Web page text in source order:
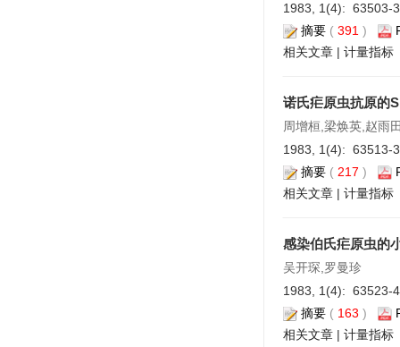
1983, 1(4): 63503-
摘要 ( 391 )
相关文章 | 计量指标
诺氏疟原虫抗原的
周增桓,梁焕英,赵雨
1983, 1(4): 63513-
摘要 ( 217 )
相关文章 | 计量指标
感染伯氏疟原虫的
吴开琛,罗曼珍
1983, 1(4): 63523-
摘要 ( 163 )
相关文章 | 计量指标